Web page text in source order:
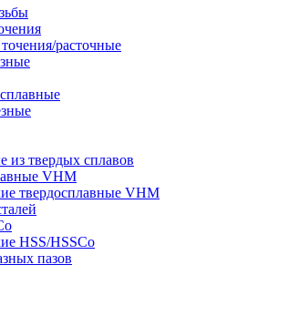
расточные
твердых сплавов
VHM
твердосплавные VHM
HSS/HSSCo
пазов